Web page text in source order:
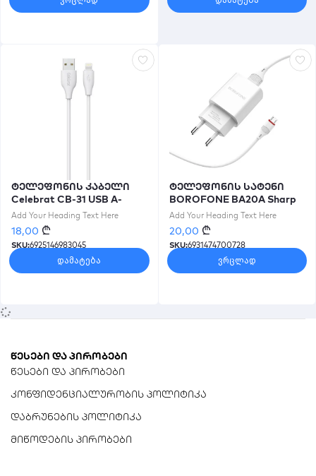
ტელეფონის კაბელი
Celebrat CB-31 USB A-
Lightning 1M 2.4A თეთრი
Add Your Heading Text Here
18,00 ₾
SKU:6925146983045
დამატება
ტელეფონის სატენი
BOROFONE BA20A Sharp
single port charger
set(Lightning)(EU) White
Add Your Heading Text Here
20,00 ₾
SKU:6931474700728
ვრცლად
წესები და პირობები
წესები და პირობები
კონფიდენციალურობის პოლიტიკა
დაბრუნების პოლიტიკა
მიწოდების პირობები